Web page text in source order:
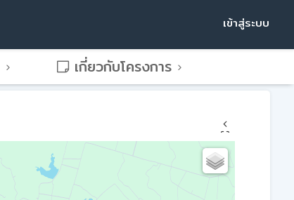
เข้าสู่ระบบ
เกี่ยวกับโครงการ